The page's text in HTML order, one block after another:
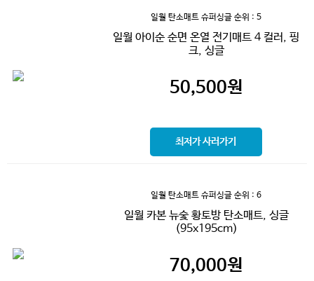
일월 탄소매트 슈퍼싱글 순위 : 5
일월 아이순 순면 온열 전기매트 4 컬러, 핑
크, 싱글
50,500원
최저가 사러가기
일월 탄소매트 슈퍼싱글 순위 : 6
일월 카본 뉴숯 황토방 탄소매트, 싱글
(95x195cm)
70,000원